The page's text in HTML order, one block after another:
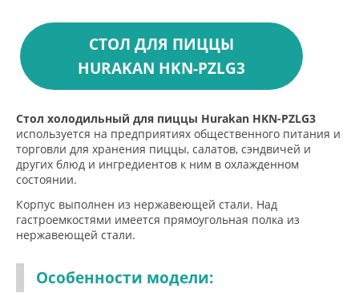
СТОЛ ДЛЯ ПИЦЦЫ
HURAKAN HKN-PZLG3
Стол холодильный для пиццы Hurakan HKN-PZLG3
используется на предприятиях общественного питания и
торговли для хранения пиццы, салатов, сэндвичей и
других блюд и ингредиентов к ним в охлажденном
состоянии.
Корпус выполнен из нержавеющей стали. Над
гастроемкостями имеется прямоугольная полка из
нержавеющей стали.
Особенности модели: